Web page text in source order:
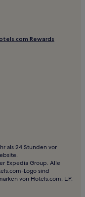
Rewards
als 24 Stunden vor
Expedia Group. Alle
Logo sind
von Hotels.com, L.P.